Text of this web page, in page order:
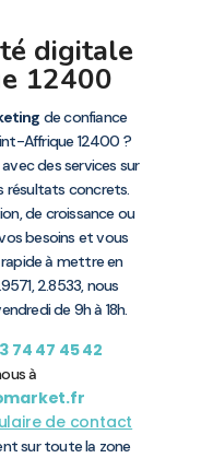
digitale
12400
de confiance
Affrique 12400 ?
des services sur
résultats concrets.
de croissance ou
besoins et vous
à mettre en
2.8533, nous
de 9h à 18h.
74 47 45 42
à
de contact
sur toute la zone